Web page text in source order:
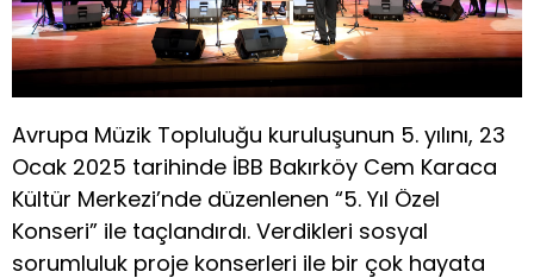
Avrupa Müzik Topluluğu kuruluşunun 5. yılını, 23
Ocak 2025 tarihinde İBB Bakırköy Cem Karaca
Kültür Merkezi’nde düzenlenen “5. Yıl Özel
Konseri” ile taçlandırdı. Verdikleri sosyal
sorumluluk proje konserleri ile bir çok hayata